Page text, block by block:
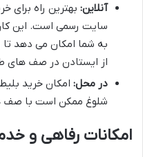
آنلاین: بهترین راه برای
سایت رسمی است. این کار
به شما امکان می دهد تا
از ایستادن در صف های
در محل: امکان خرید
شلوغ ممکن است با صف
امکانات رفاهی و